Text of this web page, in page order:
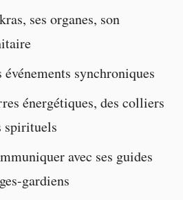
ses organes, son
synchroniques
énergétiques, des colliers
spirituels
avec ses guides
gardiens